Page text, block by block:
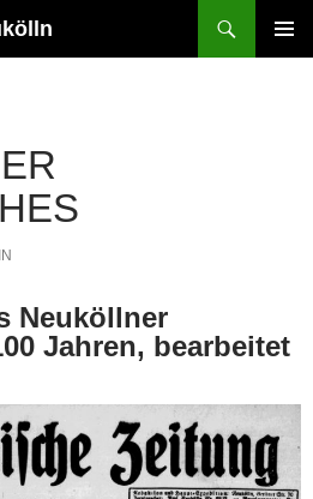
Neuköllner
Jahren, bearbeitet